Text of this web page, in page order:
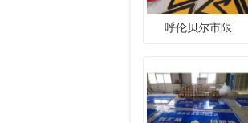
呼伦贝尔市限